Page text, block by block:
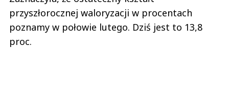
przyszłorocznej waloryzacji w procentach
poznamy w połowie lutego. Dziś jest to 13,8
proc.